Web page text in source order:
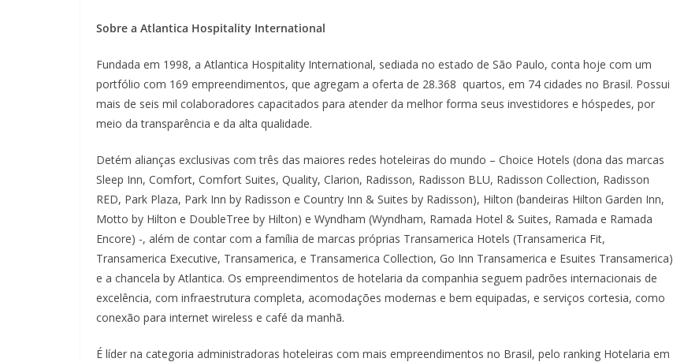
Sobre a Atlantica Hospitality International
Fundada em 1998, a Atlantica Hospitality International, sediada no estado de São Paulo, conta hoje com um
portfólio com 169 empreendimentos, que agregam a oferta de 28.368 quartos, em 74 cidades no Brasil. Possui
mais de seis mil colaboradores capacitados para atender da melhor forma seus investidores e hóspedes, por
meio da transparência e da alta qualidade.
Detém alianças exclusivas com três das maiores redes hoteleiras do mundo – Choice Hotels (dona das marcas
Sleep Inn, Comfort, Comfort Suites, Quality, Clarion, Radisson, Radisson BLU, Radisson Collection, Radisson
RED, Park Plaza, Park Inn by Radisson e Country Inn & Suites by Radisson), Hilton (bandeiras Hilton Garden Inn,
Motto by Hilton e DoubleTree by Hilton) e Wyndham (Wyndham, Ramada Hotel & Suites, Ramada e Ramada
Encore) -, além de contar com a família de marcas próprias Transamerica Hotels (Transamerica Fit,
Transamerica Executive, Transamerica, e Transamerica Collection, Go Inn Transamerica e Esuites Transamerica)
e a chancela by Atlantica. Os empreendimentos de hotelaria da companhia seguem padrões internacionais de
excelência, com infraestrutura completa, acomodações modernas e bem equipadas, e serviços cortesia, como
conexão para internet wireless e café da manhã.
É líder na categoria administradoras hoteleiras com mais empreendimentos no Brasil, pelo ranking Hotelaria em